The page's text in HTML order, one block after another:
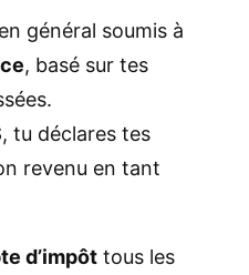
général soumis à
, basé sur tes
, tu déclares tes
revenu en tant
d’impôt tous les